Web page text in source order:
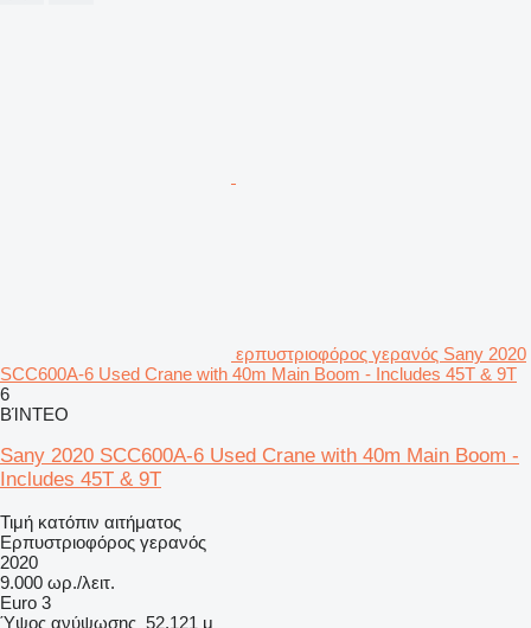
ερπυστριοφόρος γερανός Sany 2020
SCC600A-6 Used Crane with 40m Main Boom - Includes 45T & 9T
6
ΒΊΝΤΕΟ
Sany 2020 SCC600A-6 Used Crane with 40m Main Boom -
Includes 45T & 9T
Τιμή κατόπιν αιτήματος
Ερπυστριοφόρος γερανός
2020
9.000 ωρ./λειτ.
Euro 3
Ύψος ανύψωσης 52,121 μ